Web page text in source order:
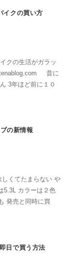
イクの買い方
クの生活がガラッ
昔に
3年ほど前に１０
の新情報
くてたまらない や
5.3L カラーは２色
発売と同時に買
日で買う方法